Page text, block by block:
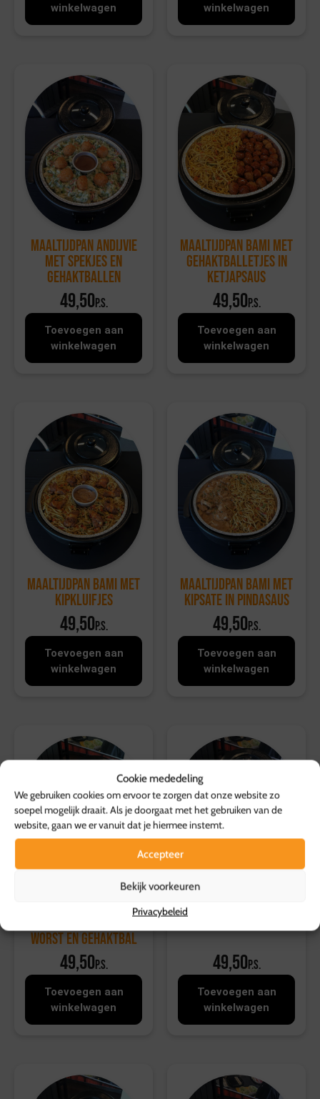
Cookie mededeling
We gebruiken cookies om ervoor te zorgen dat onze website zo
soepel mogelijk draait. Als je doorgaat met het gebruiken van de
website, gaan we er vanuit dat je hiermee instemt.
Accepteer
Bekijk voorkeuren
Privacybeleid
winkelwagen
winkelwagen
Maaltijdpan Andijvie
met spekjes en
gehaktballen
49,50p.s.
Toevoegen aan
winkelwagen
Maaltijdpan Bami met
gehaktballetjes in
ketjapsaus
49,50p.s.
Toevoegen aan
winkelwagen
Maaltijdpan Bami met
kipkluifjes
49,50p.s.
Toevoegen aan
winkelwagen
Maaltijdpan Bami met
kipsate in pindasaus
49,50p.s.
Toevoegen aan
winkelwagen
worst en gehaktbal
49,50p.s.
Toevoegen aan
winkelwagen
Maaltijdpan Hutspot
49,50p.s.
Toevoegen aan
winkelwagen